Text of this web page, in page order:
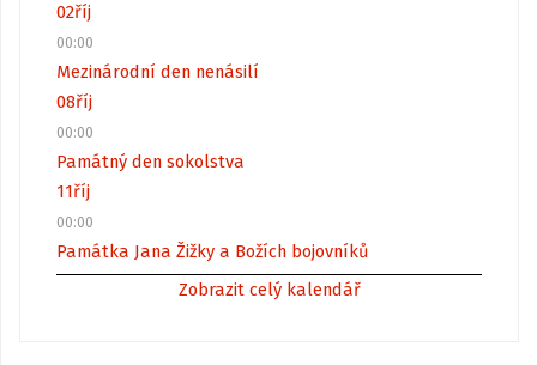
02říj
00:00
Mezinárodní den nenásilí
08říj
00:00
Památný den sokolstva
11říj
00:00
Památka Jana Žižky a Božích bojovníků
Zobrazit celý kalendář